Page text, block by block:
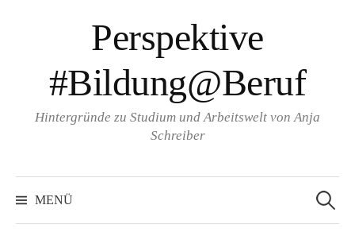
Perspektive
#Bildung@Beruf
Hintergründe zu Studium und Arbeitswelt von Anja
Schreiber
MENÜ
nach: